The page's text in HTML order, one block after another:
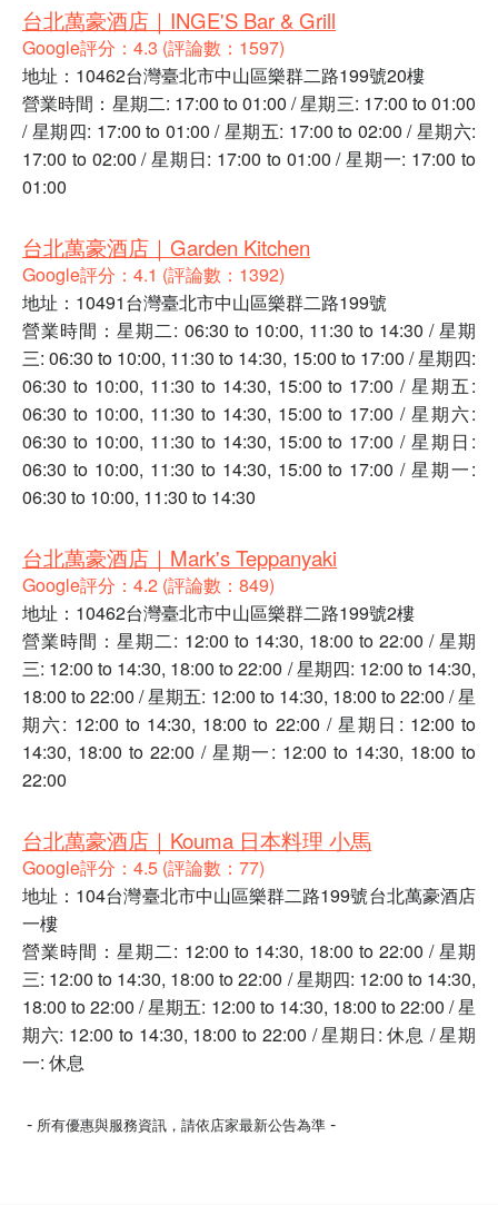
台北萬豪酒店｜INGE'S Bar & Grill
Google評分：4.3 (評論數：1597)
地址：10462台灣臺北市中山區樂群二路199號20樓
營業時間：星期二: 17:00 to 01:00 / 星期三: 17:00 to 01:00
/ 星期四: 17:00 to 01:00 / 星期五: 17:00 to 02:00 / 星期六:
17:00 to 02:00 / 星期日: 17:00 to 01:00 / 星期一: 17:00 to
01:00
台北萬豪酒店｜Garden Kitchen
Google評分：4.1 (評論數：1392)
地址：10491台灣臺北市中山區樂群二路199號
營業時間：星期二: 06:30 to 10:00, 11:30 to 14:30 / 星期
三: 06:30 to 10:00, 11:30 to 14:30, 15:00 to 17:00 / 星期四:
06:30 to 10:00, 11:30 to 14:30, 15:00 to 17:00 / 星期五:
06:30 to 10:00, 11:30 to 14:30, 15:00 to 17:00 / 星期六:
06:30 to 10:00, 11:30 to 14:30, 15:00 to 17:00 / 星期日:
06:30 to 10:00, 11:30 to 14:30, 15:00 to 17:00 / 星期一:
06:30 to 10:00, 11:30 to 14:30
台北萬豪酒店｜Mark's Teppanyaki
Google評分：4.2 (評論數：849)
地址：10462台灣臺北市中山區樂群二路199號2樓
營業時間：星期二: 12:00 to 14:30, 18:00 to 22:00 / 星期
三: 12:00 to 14:30, 18:00 to 22:00 / 星期四: 12:00 to 14:30,
18:00 to 22:00 / 星期五: 12:00 to 14:30, 18:00 to 22:00 / 星
期六: 12:00 to 14:30, 18:00 to 22:00 / 星期日: 12:00 to
14:30, 18:00 to 22:00 / 星期一: 12:00 to 14:30, 18:00 to
22:00
台北萬豪酒店｜Kouma 日本料理 小馬
Google評分：4.5 (評論數：77)
地址：104台灣臺北市中山區樂群二路199號台北萬豪酒店
一樓
營業時間：星期二: 12:00 to 14:30, 18:00 to 22:00 / 星期
三: 12:00 to 14:30, 18:00 to 22:00 / 星期四: 12:00 to 14:30,
18:00 to 22:00 / 星期五: 12:00 to 14:30, 18:00 to 22:00 / 星
期六: 12:00 to 14:30, 18:00 to 22:00 / 星期日: 休息 / 星期
一: 休息
- 所有優惠與服務資訊，請依店家最新公告為準 -